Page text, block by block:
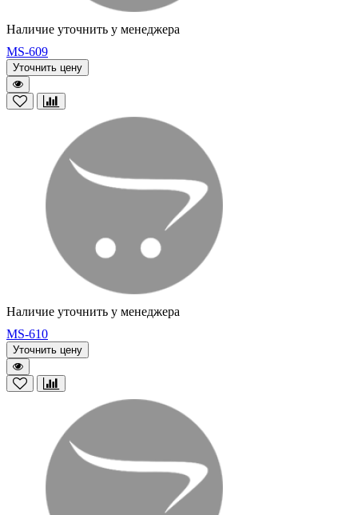
Наличие уточнить у менеджера
MS-609
Уточнить цену
Наличие уточнить у менеджера
MS-610
Уточнить цену